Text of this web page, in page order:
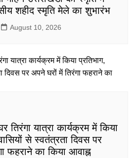
शहीद स्मृति मेले का शुभारंभ
August 10, 2026
तिरंगा यात्रा कार्यक्रम में किया
से स्वतंत्रता दिवस पर
फहराने का किया आवाह्न